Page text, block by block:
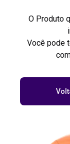
O Produto
Você pode